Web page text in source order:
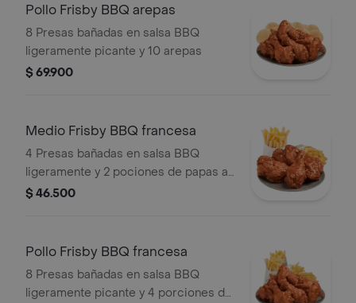
Pollo Frisby BBQ arepas
8 Presas bañadas en salsa BBQ
ligeramente picante y 10 arepas
$ 69.900
Medio Frisby BBQ francesa
4 Presas bañadas en salsa BBQ
ligeramente y 2 pociones de papas a
la francesa mediana (60 g und)
$ 46.500
Pollo Frisby BBQ francesa
8 Presas bañadas en salsa BBQ
ligeramente picante y 4 porciones de